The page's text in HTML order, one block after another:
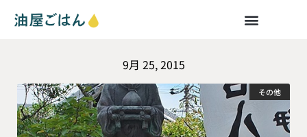
9月 25, 2015
その他